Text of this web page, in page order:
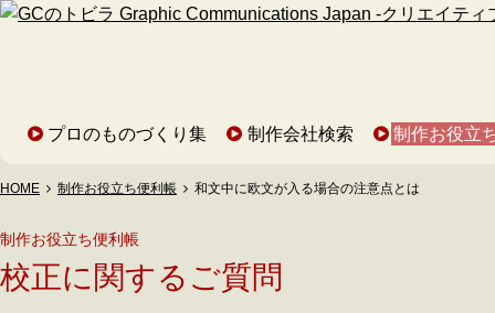
プロのものづくり集 制作会社検索 制作お役立
HOME 制作お役立ち便利帳 和文中に欧文が入る場合の注意点とは
制作お役立ち便利帳
校正に関するご質問